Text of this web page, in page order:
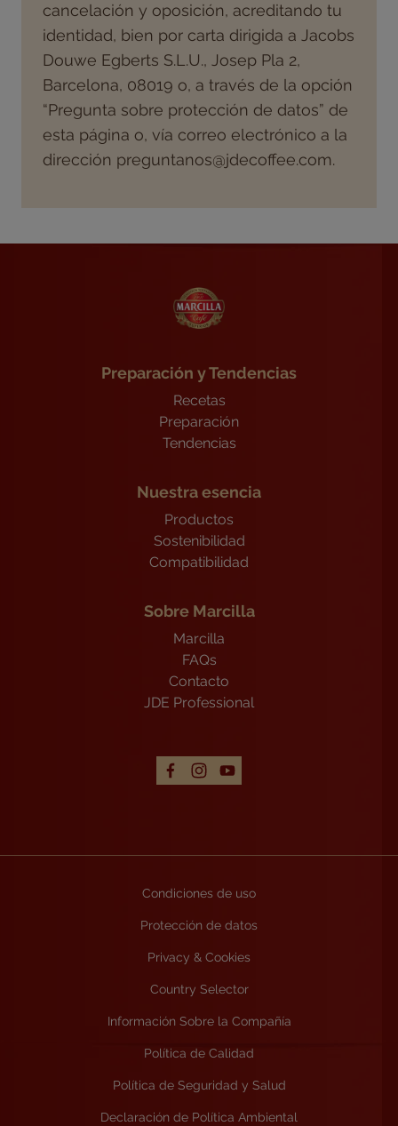
cancelación y oposición, acreditando tu
identidad, bien por carta dirigida a Jacobs
Douwe Egberts S.L.U., Josep Pla 2,
Barcelona, 08019 o, a través de la opción
“Pregunta sobre protección de datos” de
esta página o, vía correo electrónico a la
dirección preguntanos@jdecoffee.com.
Preparación y Tendencias
Recetas
Preparación
Tendencias
Nuestra esencia
Productos
Sostenibilidad
Compatibilidad
Sobre Marcilla
Marcilla
FAQs
Contacto
JDE Professional
Condiciones de uso
Protección de datos
Privacy & Cookies
Country Selector
Información Sobre la Compañía
Política de Calidad
Política de Seguridad y Salud
Declaración de Política Ambiental